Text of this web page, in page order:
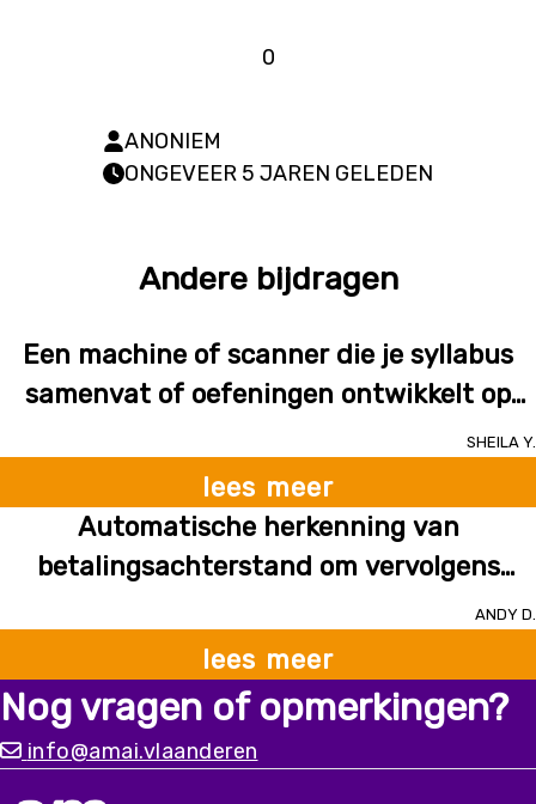
0
ANONIEM
ONGEVEER 5 JAREN GELEDEN
Andere bijdragen
Een machine of scanner die je syllabus
samenvat of oefeningen ontwikkelt op
basis van leernoden en verschillende
onderwijsmethodes.
Sheila Y.
lees meer
Automatische herkenning van
betalingsachterstand om vervolgens
digitaal een persoonlijk bericht naar de
klant te versturen met een digitale en
gemakkellijke manier om onmiddellijk die
achterstal te betalen.
Andy D.
lees meer
Nog vragen of opmerkingen?
info@amai.vlaanderen